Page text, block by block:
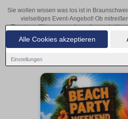
Alle Cookies akzeptieren
Einstellungen
Sie wollen wissen was los ist in
vielseitiges Event-Angebot! Ob
Theateraufführungen oder aufregende
hier finden alles im